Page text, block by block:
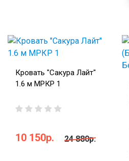
Кровать "Сакура Лайт"
1.6 м МРКР 1
10 150р. 24 880р.